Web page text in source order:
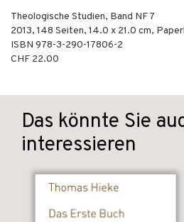
Theologische Studien, Band NF 7
2013, 148 Seiten, 14.0 x 21.0 cm,
ISBN 978-3-290-17806-2
CHF 22.00
Das könnte Sie
interessieren